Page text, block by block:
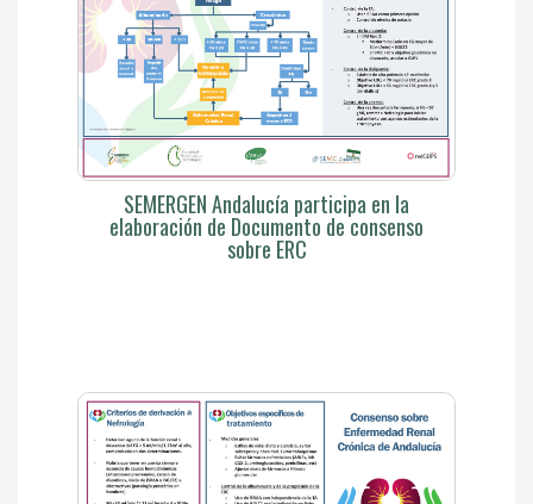
SEMERGEN Andalucía participa en la
elaboración de Documento de consenso
sobre ERC